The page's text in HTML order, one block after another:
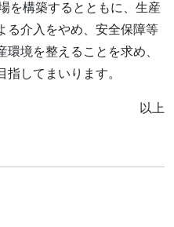
を構築するとともに、生産
る介入をやめ、安全保障等
境を整えることを求め、
してまいります。
以上